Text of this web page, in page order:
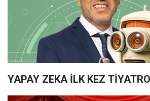
YAPAY ZEKA İLK KEZ